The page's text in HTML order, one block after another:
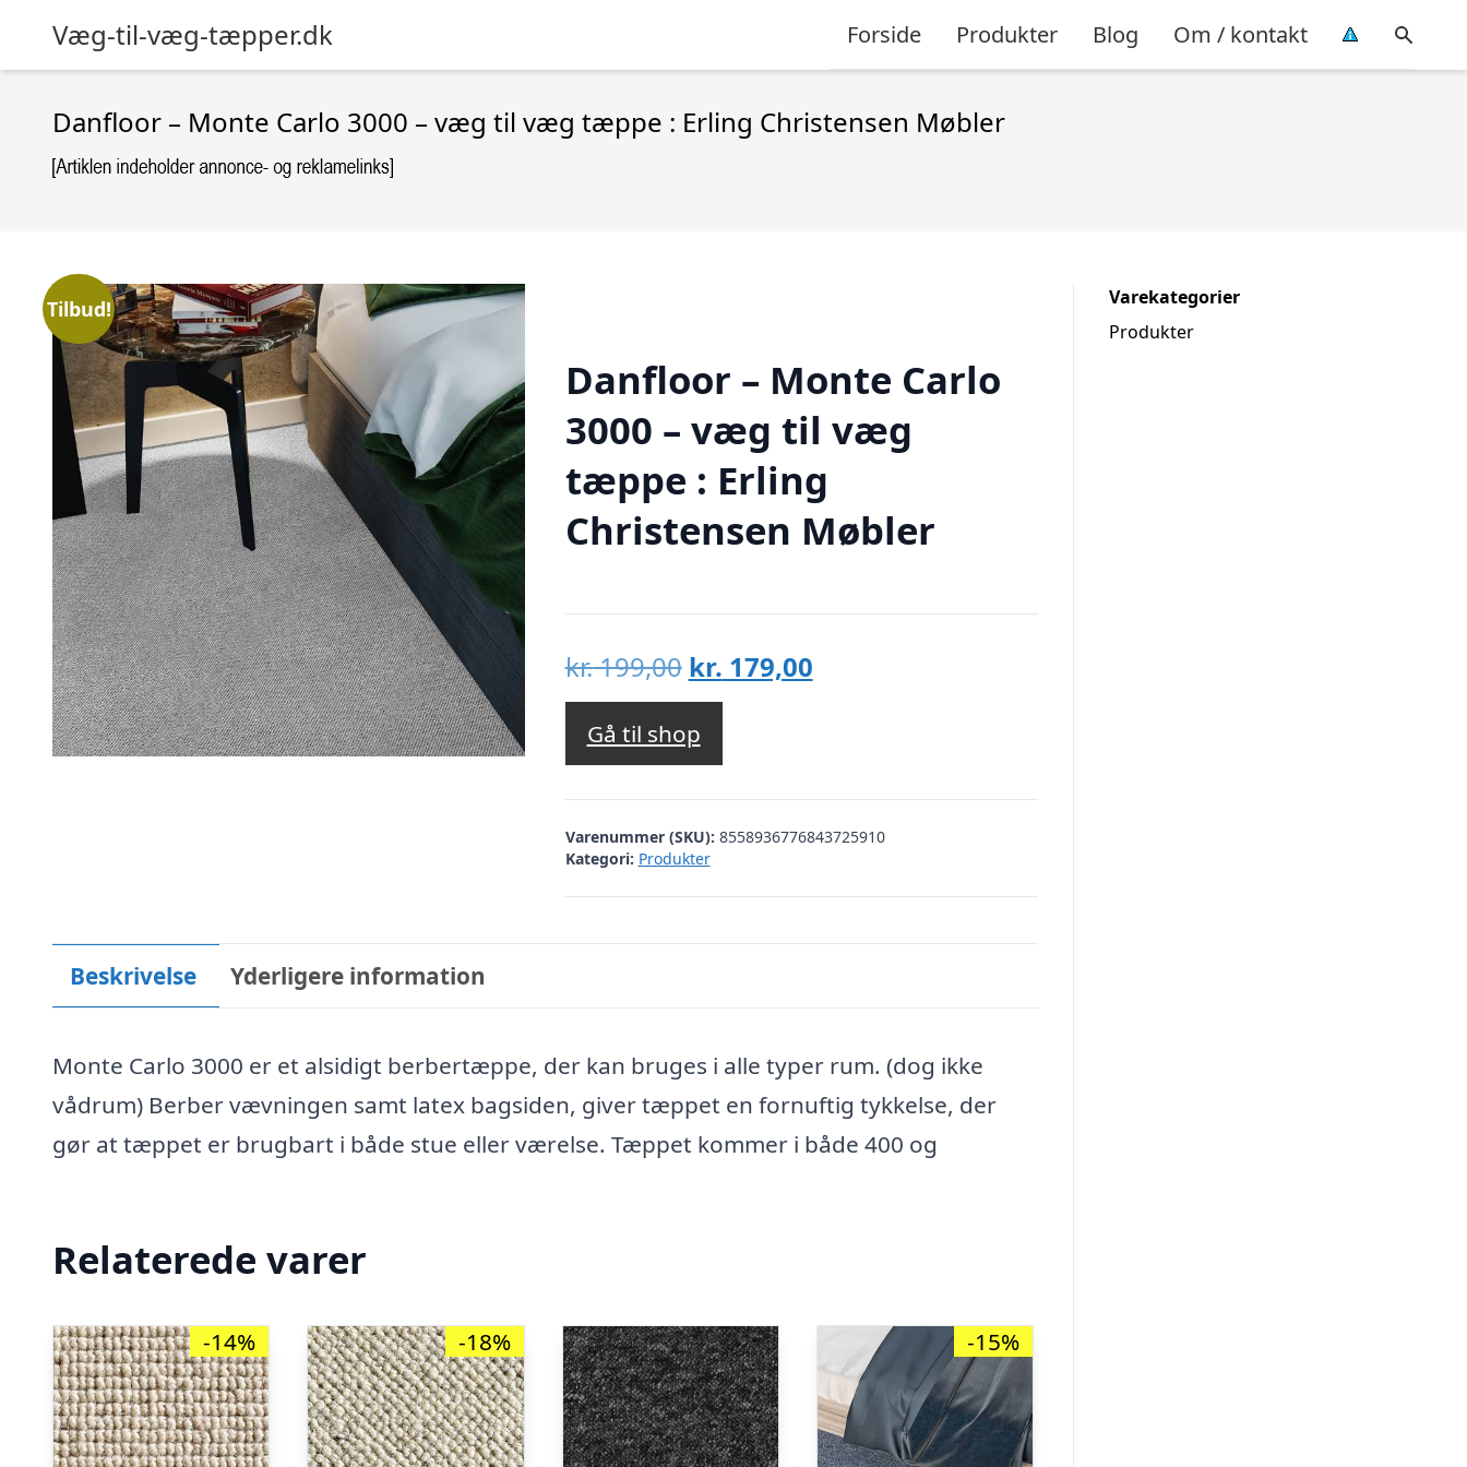
Væg-til-væg-tæpper.dk Forside Produkter Blog Om / kontakt
Danfloor – Monte Carlo 3000 – væg til væg tæppe : Erling Christensen Møbler
Tilbud!
Danfloor – Monte Carlo
3000 – væg til væg
tæppe : Erling
Christensen Møbler
kr.199,00 Den
oprindelige
pris
var:
kr. 199,00.
kr. 179,00Den
kr. 179,00.
Gå til shop
Varenummer (SKU): 8558936776843725910
Kategori: Produkter
Beskrivelse Yderligere information
Monte Carlo 3000 er et alsidigt berbertæppe, der kan bruges i alle typer rum. (dog ikke
vådrum) Berber vævningen samt latex bagsiden, giver tæppet en fornuftig tykkelse, der
gør at tæppet er brugbart i både stue eller værelse. Tæppet kommer i både 400 og
Relaterede varer
-14% -18% -15%
Varekategorier
Produkter